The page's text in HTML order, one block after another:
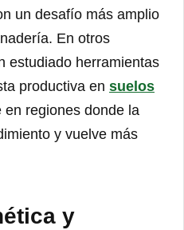
un desafío más amplio
En otros
estudiado herramientas
productiva en suelos
en regiones donde la
y vuelve más
y